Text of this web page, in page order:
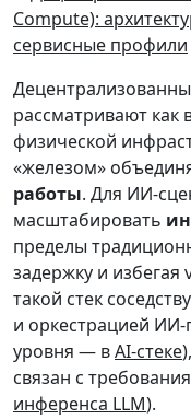
рассматривают как
физической
«железом»
работы. Для ИИ-
масштабировать
пределы
задержку и избегая
такой стек
и оркестрацией ИИ-
уровня — вAI-стеке
связан с
инференса LLM).